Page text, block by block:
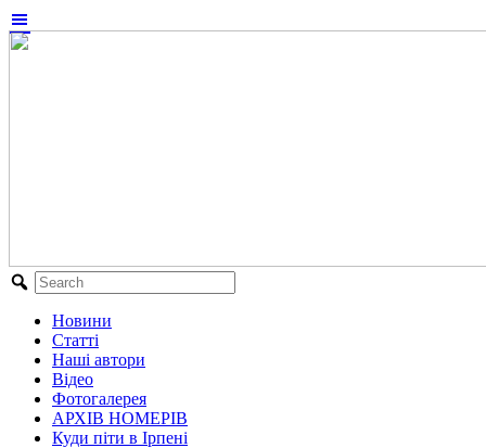
Новини
Статті
Наші автори
Відео
Фотогалерея
АРХІВ НОМЕРІВ
Куди піти в Ірпені